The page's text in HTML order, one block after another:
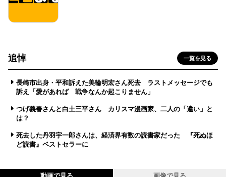
追悼 一覧を見る
長崎市出身・平和訴えた美輪明宏さん死去 ラストメッセージでも
訴え「愛があれば 戦争なんか起こりません」
つげ義春さんと白土三平さん カリスマ漫画家、二人の「違い」と
は？
死去した丹羽宇一郎さんは、経済界有数の読書家だった 『死ぬほ
ど読書』ベストセラーに